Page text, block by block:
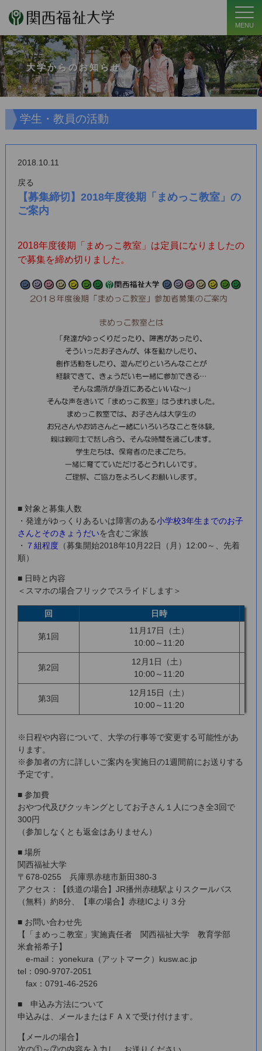
MENU
大学からのお知らせ
学生・教員の活動
2018.10.11
戻る
【募集締切】2018年度後期「まめっこ教室」の
ご案内
2018年度後期「まめっこ教室」は定員になりましたの
で募集を締め切りました。
■ 対象と募集人数
・発達がゆっくりあるいは障害のある小学校3年生までのお子
さんとそのきょうだいを含むご家族
・
７組程度（募集開始2018年10月22日（月）12:00～、先着
順）
■ 日時と内容
＜スマホの場合フリックでスライドします＞
回 日時
第1回
11月17日（土）
10:00～11:20
第2回
12月1日（土）
10:00～11:20
第3回
12月15日（土）
10:00～11:20
※日程や内容について、大学の行事等で変更する可能性があ
ります。
※参加者の方に詳しいご案内を実施日の1週間前にお送りする
予定です。
■ 参加費
おやつ代及びクッキングとしてお子さん１人につき全3回で
300円
（参加しなくとも返金はありません）
■ 場所
関西福祉大学
〒678-0255 兵庫県赤穂市新田380-3
アクセス：【鉄道の場合】JR播州赤穂駅よりスクールバス
（無料）約8分、【車の場合】赤穂ICより３分
■ お問い合わせ先
【「まめっこ教室」実施責任者 関西福祉大学 教育学部
米倉裕希子】
e-mail： yonekura（アットマーク）kusw.ac.jp
tel：090-9707-2051
fax：0791-46-2526
■ 申込み方法について
申込みは、メールまたはＦＡＸで受け付けます。
【メールの場合】